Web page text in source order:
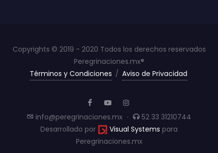
Copyrights © 2019 - 2020 Todos los derechos reservados
Peregrinaciones.mx®
Términos y Condiciones / Aviso de Privacidad
info@peregrinaciones.mx ·
52 33 31210744
Desarrollado por
Visual Systems para
Peregrinaciones.mx